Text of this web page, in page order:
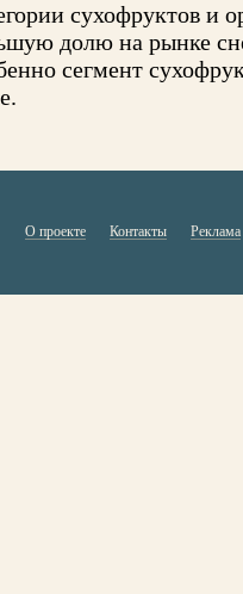
сухофруктов и
долю на рынке
сегмент
О проекте Контакты Реклама